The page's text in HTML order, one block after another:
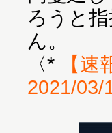
ろうと
ん。
〈*
【
2021/03/